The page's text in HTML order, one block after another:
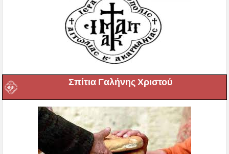
Σπίτια Γαλήνης Χριστού